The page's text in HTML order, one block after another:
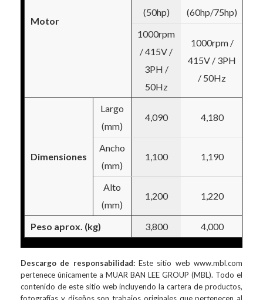
Motor
(50hp)
(60hp/75hp)
1000rpm
/ 415V /
3PH /
50Hz
1000rpm /
415V / 3PH
/ 50Hz
Dimensiones
Largo
(mm)
4,090 4,180
Ancho
(mm)
1,100 1,190
Alto
(mm)
1,200 1,220
Peso aprox. (kg) 3,800 4,000
Descargo de responsabilidad: Este sitio web www.mbl.com
pertenece únicamente a MUAR BAN LEE GROUP (MBL). Todo el
contenido de este sitio web incluyendo la cartera de productos,